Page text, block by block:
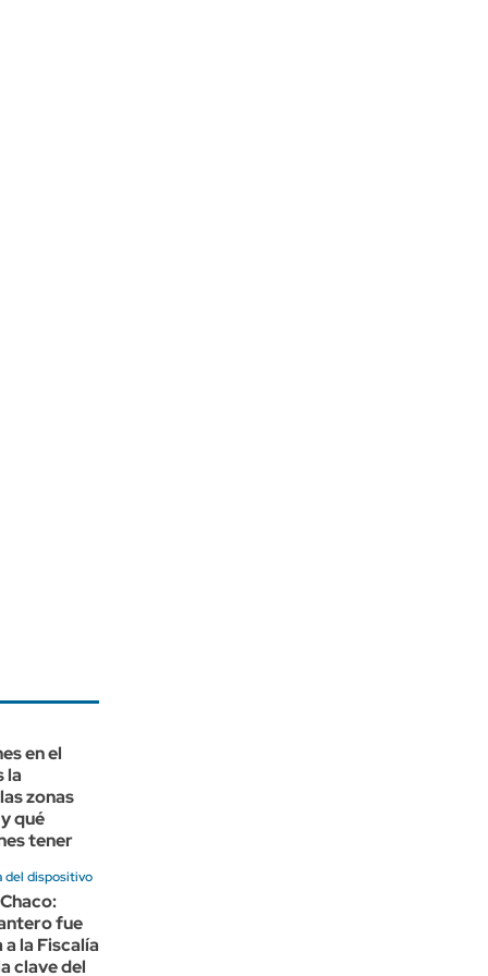
en el
la
zonas
qué
tener
del dispositivo
fue
la Fiscalía
clave del